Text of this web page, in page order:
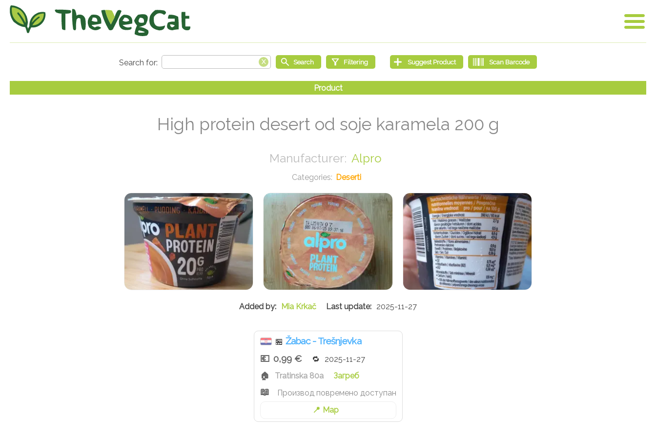
High protein desert od soje karamela 200 g
Alpro
Deserti
Mia Krkač 2025-11-27
🏪 Žabac - Trešnjevka
0,99 €
2025-11-27
Tratinska 80a
Загреб
Производ повремено доступан
Map